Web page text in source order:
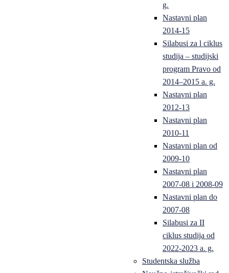
g.
Nastavni plan
2014-15
Silabusi za l ciklus
studija – studijski
program Pravo od
2014–2015 a. g.
Nastavni plan
2012-13
Nastavni plan
2010-11
Nastavni plan od
2009-10
Nastavni plan
2007-08 i 2008-09
Nastavni plan do
2007-08
Silabusi za II
ciklus studija od
2022-2023 a. g.
Studentska služba